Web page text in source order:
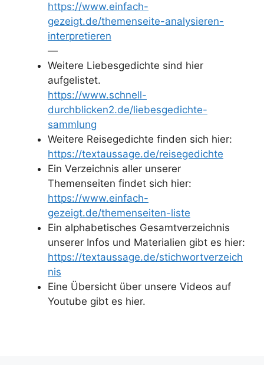
https://www.einfach-
gezeigt.de/themenseite-analysieren-
interpretieren
—
Weitere Liebesgedichte sind hier
aufgelistet.
https://www.schnell-
durchblicken2.de/liebesgedichte-
sammlung
Weitere Reisegedichte finden sich hier:
https://textaussage.de/reisegedichte
Ein Verzeichnis aller unserer
Themenseiten findet sich hier:
https://www.einfach-
gezeigt.de/themenseiten-liste
Ein alphabetisches Gesamtverzeichnis
unserer Infos und Materialien gibt es hier:
https://textaussage.de/stichwortverzeich
nis
Eine Übersicht über unsere Videos auf
Youtube gibt es hier.